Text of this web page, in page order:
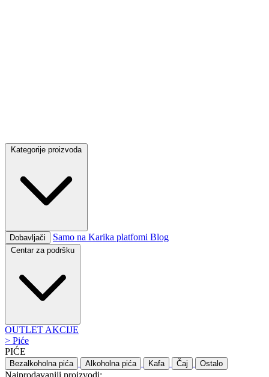
Kategorije proizvoda
Dobavljači Samo na Karika platfomi Blog
Centar za podršku
OUTLET AKCIJE
> Piće
PIĆE
Bezalkoholna pića Alkoholna pića Kafa Čaj Ostalo
Najprodavaniji proizvodi: